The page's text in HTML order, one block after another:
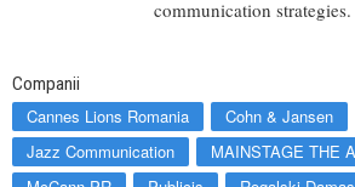
communication strategies.
Companii
Cannes Lions Romania
Cohn & Jansen
Jazz Communication
MAINSTAGE THE